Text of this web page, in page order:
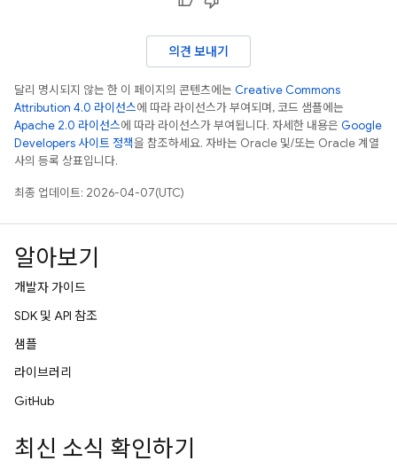
의견 보내기
달리 명시되지 않는 한 이 페이지의 콘텐츠에는 Creative Commons
Attribution 4.0 라이선스에 따라 라이선스가 부여되며, 코드 샘플에는
Apache 2.0 라이선스에 따라 라이선스가 부여됩니다. 자세한 내용은 Google
Developers 사이트 정책을 참조하세요. 자바는 Oracle 및/또는 Oracle 계열
사의 등록 상표입니다.
최종 업데이트: 2026-04-07(UTC)
알아보기
개발자 가이드
SDK 및 API 참조
샘플
라이브러리
GitHub
최신 소식 확인하기